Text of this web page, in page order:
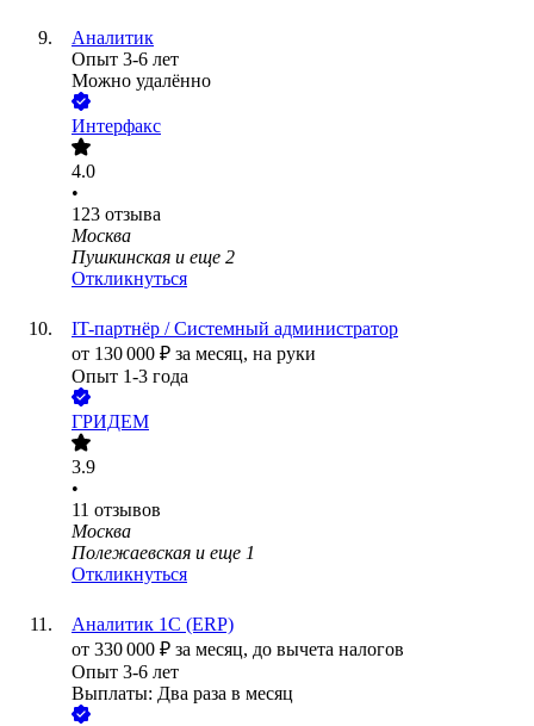
Аналитик
Опыт 3-6 лет
Можно удалённо
Интерфакс
4.0
•
123 отзыва
Москва
Пушкинская и еще 2
Откликнуться
IT-партнёр / Системный администратор
от 130 000 ₽ за месяц, на руки
Опыт 1-3 года
ГРИДЕМ
3.9
•
11 отзывов
Москва
Полежаевская и еще 1
Откликнуться
Аналитик 1С (ERP)
от 330 000 ₽ за месяц, до вычета налогов
Опыт 3-6 лет
Выплаты: Два раза в месяц